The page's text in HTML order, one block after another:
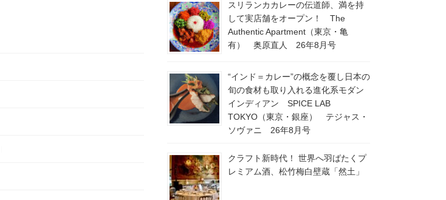
スリランカカレーの伝道師、満を持
して実店舗をオープン！ The
Authentic Apartment（東京・亀
有） 奥原直人 26年8月号
“インド＝カレー”の概念を覆し日本の
旬の食材も取り入れる進化系モダン
インディアン SPICE LAB
TOKYO（東京・銀座） テジャス・
ソヴァニ 26年8月号
クラフト新時代！ 世界へ羽ばたくプ
レミアム酒、松竹梅白壁蔵「然土」